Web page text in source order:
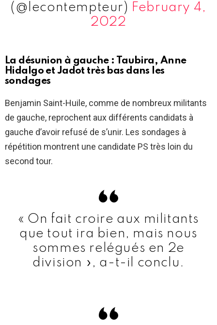
(@lecontempteur) February 4,
2022
La désunion à gauche : Taubira, Anne
Hidalgo et Jadot très bas dans les
sondages
Benjamin Saint-Huile, comme de nombreux militants
de gauche, reprochent aux différents candidats à
gauche d’avoir refusé de s’unir. Les sondages à
répétition montrent une candidate PS très loin du
second tour.
« On fait croire aux militants
que tout ira bien, mais nous
sommes relégués en 2e
division », a-t-il conclu.